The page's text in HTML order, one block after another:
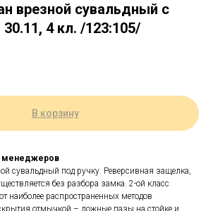
врезной сувальдный с
4 кл. /123:105/
В корзину
менеджеров
сувальдный под ручку. Реверсивная защелка,
без разбора замка. 2-ой класс
наиболее распространенных методов